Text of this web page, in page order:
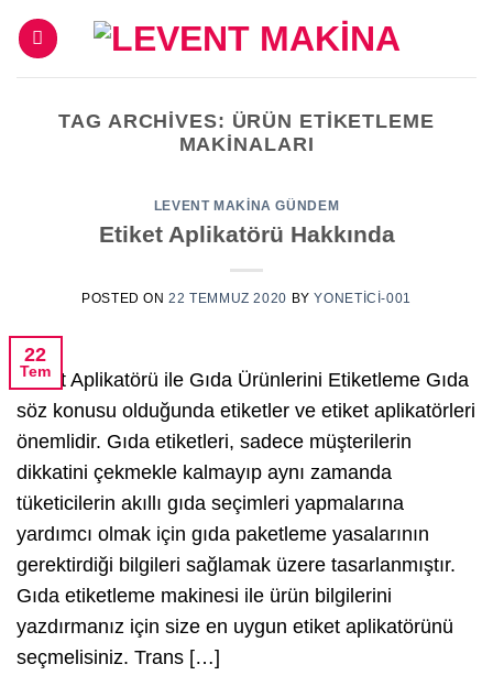
İçeriğe
atla
TAG ARCHIVES: ÜRÜN ETIKETLEME
MAKINALARI
LEVENT MAKINA GÜNDEM
Etiket Aplikatörü Hakkında
POSTED ON22 TEMMUZ 2020 BYYONETICI-001
22
Tem
Etiket Aplikatörü ile Gıda Ürünlerini Etiketleme Gıda
söz konusu olduğunda etiketler ve etiket aplikatörleri
önemlidir. Gıda etiketleri, sadece müşterilerin
dikkatini çekmekle kalmayıp aynı zamanda
tüketicilerin akıllı gıda seçimleri yapmalarına
yardımcı olmak için gıda paketleme yasalarının
gerektirdiği bilgileri sağlamak üzere tasarlanmıştır.
Gıda etiketleme makinesi ile ürün bilgilerini
yazdırmanız için size en uygun etiket aplikatörünü
seçmelisiniz. Trans […]